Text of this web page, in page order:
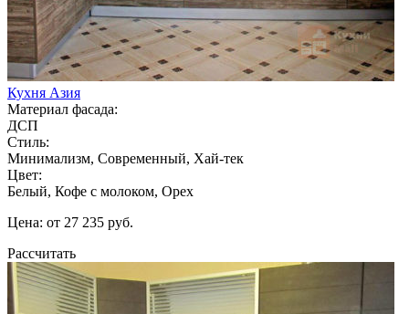
Кухня Азия
Материал фасада:
ДСП
Стиль:
Минимализм, Современный, Хай-тек
Цвет:
Белый, Кофе с молоком, Орех
Цена: от 27 235 руб.
Рассчитать